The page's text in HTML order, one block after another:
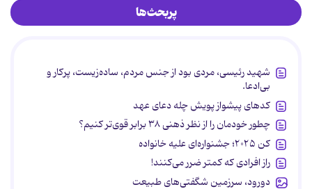
پربحث‌ها
شهید رئیسی، مردی بود از جنس مردم، ساده‌زیست، پرکار و
بی‌ادعا.
کدهای پیشواز پویش چله دعای عهد
چطور خودمان را از نظر ذهنی ۳۸ برابر قوی‌تر کنیم؟
کن ۲۰۲۵؛ جشنواره‌ای علیه خانواده
راز افرادی که کمتر ضرر می‌کنند!
دورود، سرزمین شگفتی‌های طبیعت